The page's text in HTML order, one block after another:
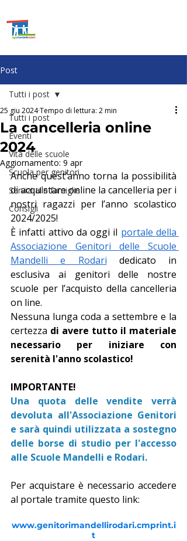
Post
Tutti i post
Eventi
Vita delle scuole
Scuola per genitori
Servizi alle famiglie
Consigli
Tutti i post
La cancelleria online
2024
25 giu 2024Tempo di lettura: 2 min
Aggiornamento: 9 apr
Anche quest’anno torna la possibilità
di acquistare online la cancelleria per i
nostri ragazzi per l’anno scolastico
2024/2025!
È infatti attivo da oggi il portale della
Associazione Genitori delle Scuole
Mandelli e Rodari dedicato in
esclusiva ai genitori delle nostre
scuole per l’acquisto della cancelleria
on line.
Nessuna lunga coda a settembre e la
certezza di avere tutto il materiale
necessario per iniziare con
serenità l'anno scolastico!
IMPORTANTE!
Una quota delle vendite verrà
devoluta all'Associazione Genitori
e sarà quindi utilizzata a sostegno
delle borse di studio per l'accesso
alle Scuole Mandelli e Rodari.
Per acquistare è necessario accedere
al portale tramite questo link:
www.genitorimandellirodari.cmprint.i
t